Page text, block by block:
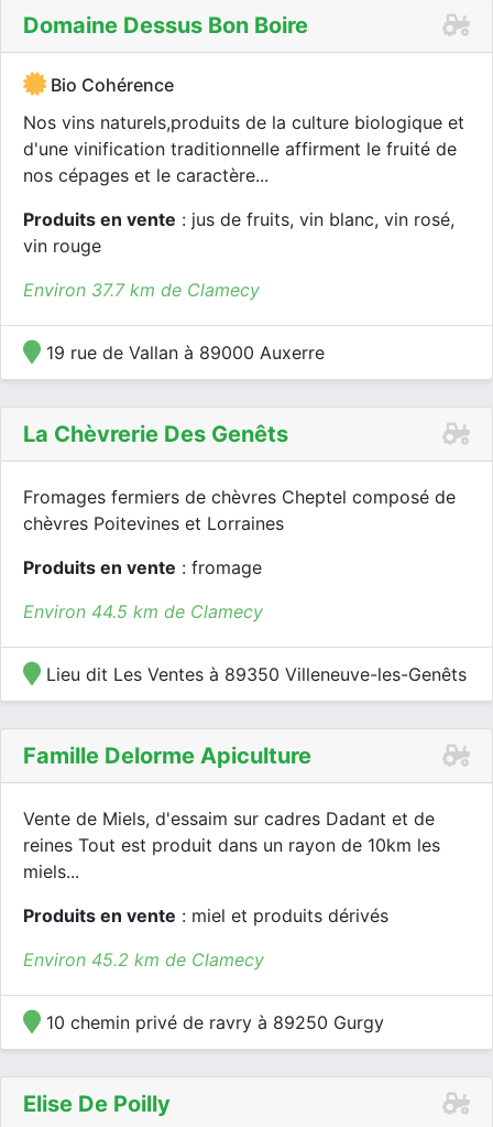
Domaine Dessus Bon Boire
Bio Cohérence
Nos vins naturels,produits de la culture biologique et
d'une vinification traditionnelle affirment le fruité de
nos cépages et le caractère...
Produits en vente : jus de fruits, vin blanc, vin rosé,
vin rouge
Environ 37.7 km de Clamecy
19 rue de Vallan à 89000 Auxerre
La Chèvrerie Des Genêts
Fromages fermiers de chèvres Cheptel composé de
chèvres Poitevines et Lorraines
Produits en vente : fromage
Environ 44.5 km de Clamecy
Lieu dit Les Ventes à 89350 Villeneuve-les-Genêts
Famille Delorme Apiculture
Vente de Miels, d'essaim sur cadres Dadant et de
reines Tout est produit dans un rayon de 10km les
miels...
Produits en vente : miel et produits dérivés
Environ 45.2 km de Clamecy
10 chemin privé de ravry à 89250 Gurgy
Elise De Poilly